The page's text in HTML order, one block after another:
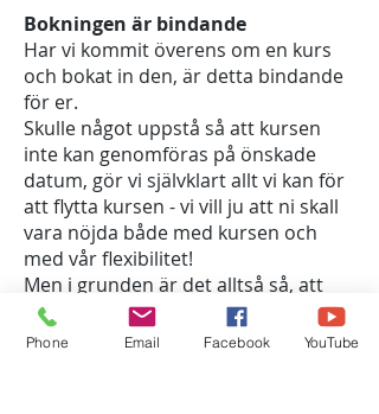
Bokningen är bindande
Har vi kommit överens om en kurs
och bokat in den, är detta bindande
för er.
Skulle något uppstå så att kursen
inte kan genomföras på önskade
datum, gör vi självklart allt vi kan för
att flytta kursen - vi vill ju att ni skall
vara nöjda både med kursen och
med vår flexibilitet!
Men i grunden är det alltså så, att
om ni inte kan genomföra kursen på
de dagar som bestämts, fakturerar vi
Phone Email Facebook YouTube